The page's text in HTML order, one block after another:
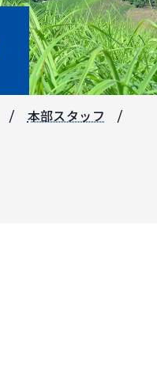
本部スタッフ